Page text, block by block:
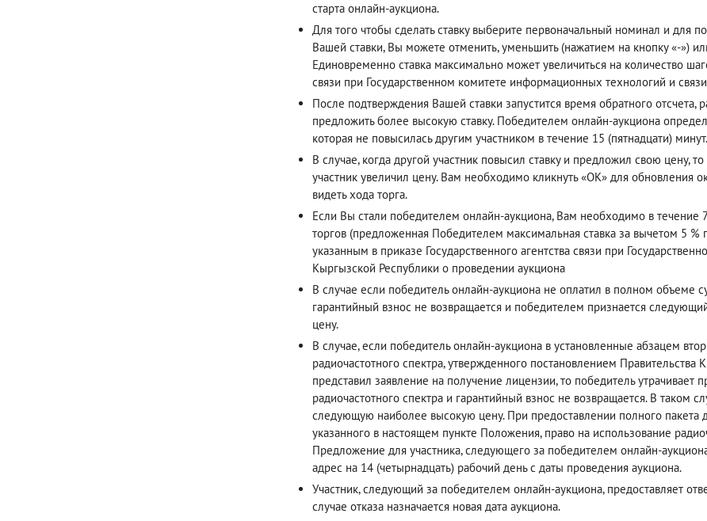
старта онлайн-аукциона.
Для того чтобы сделать ставку выберите первоначальный номинал и для
Вашей ставки, Вы можете отменить, уменьшить (нажатием на кнопку «-»)
Единовременно ставка максимально может увеличиться на количество
связи при Государственном комитете информационных технологий и
После подтверждения Вашей ставки запустится время обратного
предложить более высокую ставку. Победителем онлайн-аукциона
которая не повысилась другим участником в течение 15 (пятнадцати) минут.
В случае, когда другой участник повысил ставку и предложил свою цену,
участник увеличил цену. Вам необходимо кликнуть «ОК» для обновления
видеть хода торга.
Если Вы стали победителем онлайн-аукциона, Вам необходимо в течение
торгов (предложенная Победителем максимальная ставка за вычетом 5 %
указанным в приказе Государственного агентства связи при
Кыргызской Республики о проведении аукциона
В случае если победитель онлайн-аукциона не оплатил в полном объеме
гарантийный взнос не возвращается и победителем признается
цену.
В случае, если победитель онлайн-аукциона в установленные абзацем
радиочастотного спектра, утвержденного постановлением
представил заявление на получение лицензии, то победитель утрачивает
радиочастотного спектра и гарантийный взнос не возвращается. В таком
следующую наиболее высокую цену. При предоставлении полного пакета
указанного в настоящем пункте Положения, право на использование
Предложение для участника, следующего за победителем онлайн-
адрес на 14 (четырнадцать) рабочий день с даты проведения аукциона.
Участник, следующий за победителем онлайн-аукциона, предоставляет
случае отказа назначается новая дата аукциона.